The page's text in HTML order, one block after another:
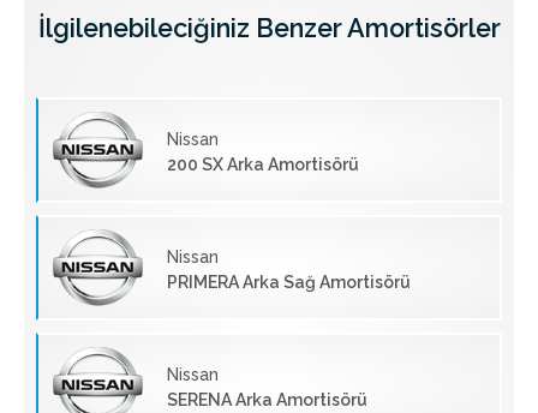
İlgilenebileciğiniz Benzer Amortisörler
Nissan
200 SX Arka Amortisörü
Nissan
PRIMERA Arka Sağ Amortisörü
Nissan
SERENA Arka Amortisörü